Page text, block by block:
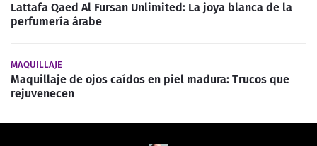
Lattafa Qaed Al Fursan Unlimited: La joya blanca de la
perfumería árabe
MAQUILLAJE
Maquillaje de ojos caídos en piel madura: Trucos que
rejuvenecen